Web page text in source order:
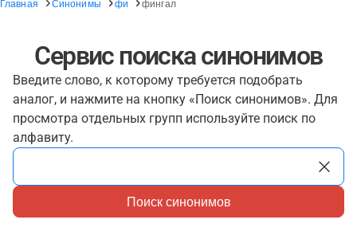
Главная Синонимы фи фингал
Сервис поиска синонимов
Введите слово, к которому требуется подобрать
аналог, и нажмите на кнопку «Поиск синонимов». Для
просмотра отдельных групп используйте поиск по
алфавиту.
Поиск синонимов